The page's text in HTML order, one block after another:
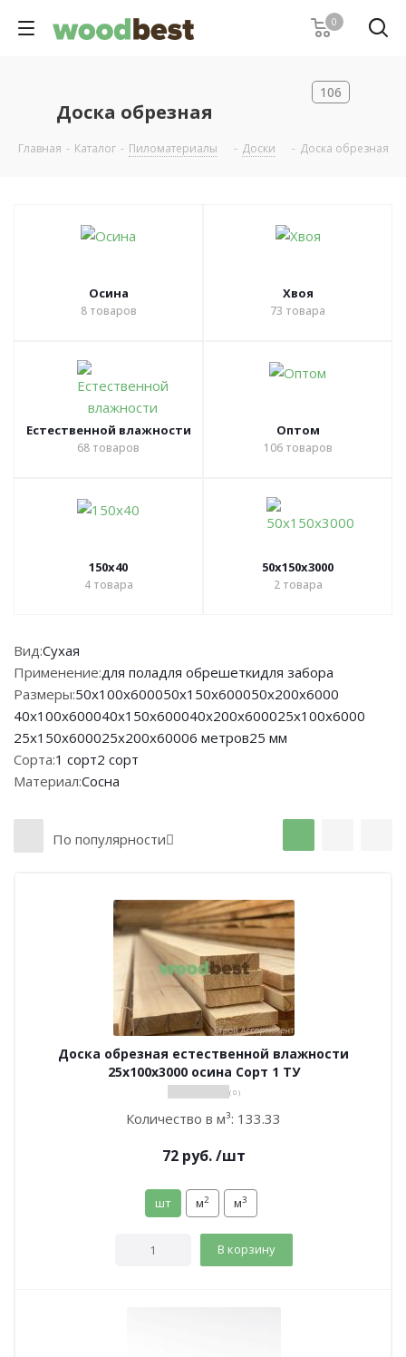
0
Доска обрезная
106
Главная - Каталог - Пиломатериалы - Доски - Доска обрезная
Осина
8товаров
Хвоя
73 товара
Естественной влажности
68 товаров
Оптом
106товаров
150х40
4товара
50х150х3000
2товара
Вид:Сухая
Применение:для поладля обрешеткидля забора
Размеры:50х100х600050х150х600050х200х6000
40х100х600040х150х600040х200х600025х100х6000
25х150х600025х200х60006 метров25 мм
Сорта:1 сорт2 сорт
Материал:Сосна
По популярности
Доска обрезная естественной влажности
25х100х3000 осина Сорт 1 ТУ
( 0 )
Количество в м³: 133.33
72руб. /шт
шт м2 м3
В корзину